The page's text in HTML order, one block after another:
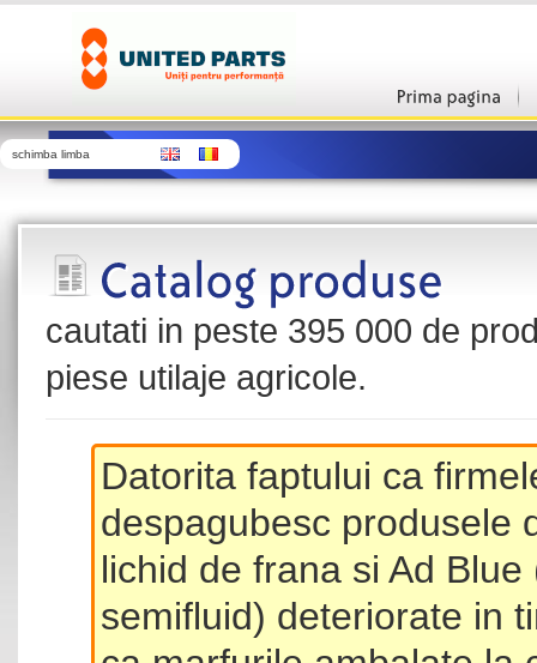
schimba limba
cautati in peste 395 000 de
piese utilaje agricole.
Datorita faptului ca
despagubesc produsele
lichid de frana si Ad
semifluid) deteriorate in